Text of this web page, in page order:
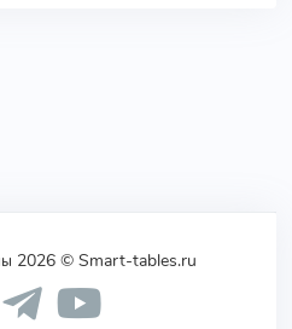
2026 © Smart-tables.ru